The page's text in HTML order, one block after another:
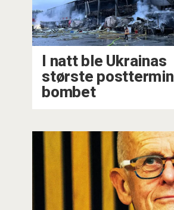
I natt ble Ukrainas
største
bombet